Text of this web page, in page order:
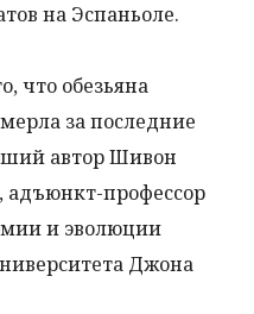
на Эспаньоле.
что обезьяна
за последние
автор Шивон
адъюнкт-профессор
и эволюции
Джона